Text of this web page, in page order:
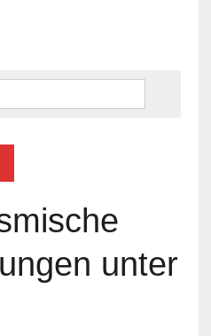
unter